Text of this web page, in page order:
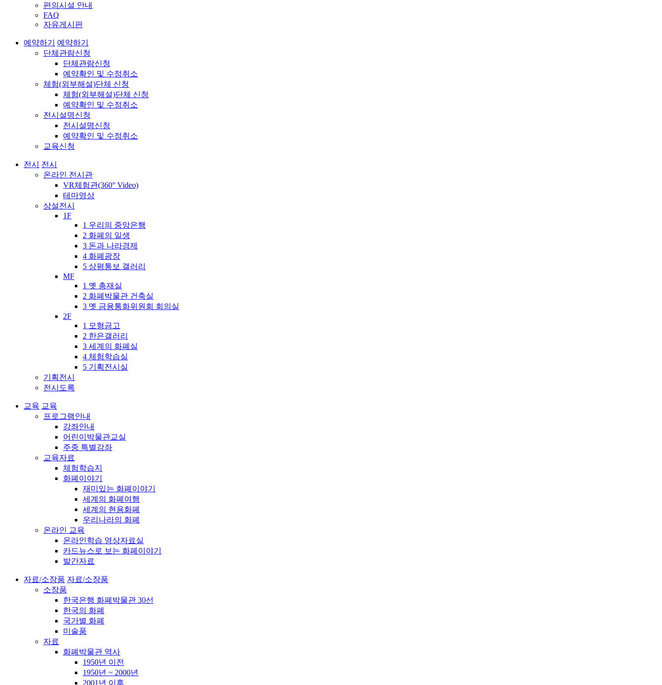
편의시설 안내
FAQ
자유게시판
예약하기
예약하기
단체관람신청
단체관람신청
예약확인 및 수정취소
체험(외부해설)단체 신청
체험(외부해설)단체 신청
예약확인 및 수정취소
전시설명신청
전시설명신청
예약확인 및 수정취소
교육신청
전시
전시
온라인 전시관
VR체험관(360° Video)
테마영상
상설전시
1F
1 우리의 중앙은행
2 화폐의 일생
3 돈과 나라경제
4 화폐광장
5 상평통보 갤러리
MF
1 옛 총재실
2 화폐박물관 건축실
3 옛 금융통화위원회 회의실
2F
1 모형금고
2 한은갤러리
3 세계의 화폐실
4 체험학습실
5 기획전시실
기획전시
전시도록
교육 교육
프로그램안내
강좌안내
어린이박물관교실
주중 특별강좌
교육자료
체험학습지
화폐이야기
재미있는 화폐이야기
세계의 화폐여행
세계의 현용화폐
우리나라의 화폐
온라인 교육
온라인학습 영상자료실
카드뉴스로 보는 화폐이야기
발간자료
자료/소장품 자료/소장품
소장품
한국은행 화폐박물관 30선
한국의 화폐
국가별 화폐
미술품
자료
화폐박물관 역사
1950년 이전
1950년 ~ 2000년
2001년 이후